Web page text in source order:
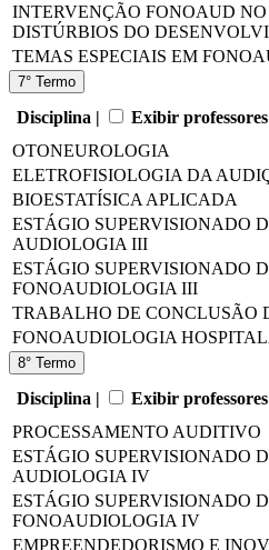
INTERVENÇÃO FONOAUD NO
DISTÚRBIOS DO
TEMAS ESPECIAIS EM
7° Termo
Disciplina | Exibir
OTONEUROLOGIA
ELETROFISIOLOGIA DA
BIOESTATÍSICA APLICADA
ESTÁGIO SUPERVISIONADO
AUDIOLOGIA III
ESTÁGIO SUPERVISIONADO
FONOAUDIOLOGIA III
TRABALHO DE CONCLUSÃO
FONOAUDIOLOGIA
8° Termo
Disciplina | Exibir
PROCESSAMENTO AUDITIVO
ESTÁGIO SUPERVISIONADO
AUDIOLOGIA IV
ESTÁGIO SUPERVISIONADO
FONOAUDIOLOGIA IV
EMPREENDEDORISMO E